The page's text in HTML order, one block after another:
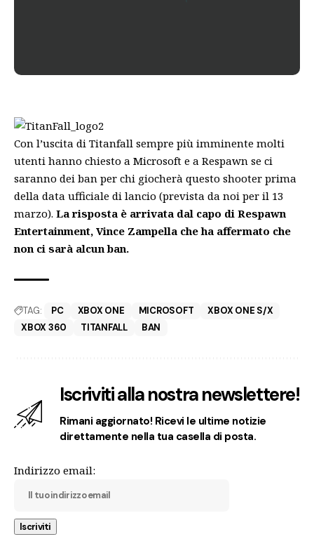
Con l’uscita di Titanfall sempre più imminente molti
utenti hanno chiesto a Microsoft e a Respawn se ci
saranno dei ban per chi giocherà questo shooter prima
della data ufficiale di lancio (prevista da noi per il 13
marzo). La risposta è arrivata dal capo di Respawn
Entertainment, Vince Zampella che ha affermato che
non ci sarà alcun ban.
TAG: PC XBOX ONE MICROSOFT
XBOX ONE S/X
XBOX 360
TITANFALL BAN
Iscriviti alla nostra newslettere!
Rimani aggiornato! Ricevi le ultime notizie
direttamente nella tua casella di posta.
Indirizzo email: